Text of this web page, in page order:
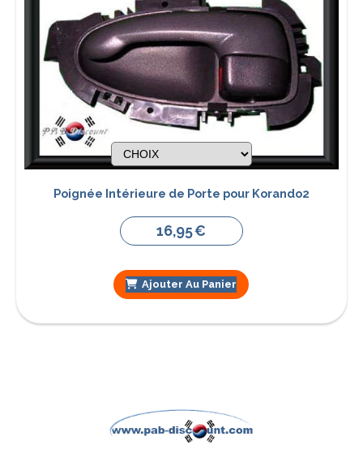
Poignée Intérieure de Porte pour Korando2
16,95€
Ajouter Au Panier